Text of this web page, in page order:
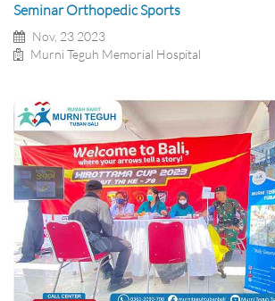
Seminar Orthopedic Sports
Nov, 23 2023
Murni Teguh Memorial Hospital